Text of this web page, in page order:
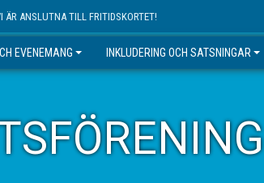
ÄR ANSLUTNA TILL FRITIDSKORTET!
EVENEMANG INKLUDERING OCH SATSNINGAR